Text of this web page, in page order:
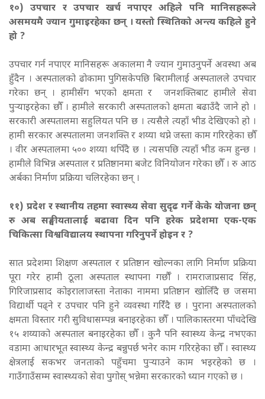
१०) उपचार र उपचार खर्च नपाएर अहिले पनि मानिसहरूले
असमयमै ज्यान गुमाइरहेका छन् । यस्तो स्थितिको अन्त्य कहिले हुने
हो ?
उपचार गर्न नपाएर मानिसहरू अकालमा नै ज्यान गुमाउनुपर्ने अवस्था अब
हुँदैन । अस्पतालको ढोकामा पुगिसकेपछि बिरामीलाई अस्पतालले उपचार
गरेका छन् । हामीसँग भएको क्षमता र जनशक्तिबाट हामीले सेवा
पुर्‍याइरहेका छौँ । हामीले सरकारी अस्पतालको क्षमता बढाउँदै जाने हो ।
सरकारी अस्पतालमा सहुलियत पनि छ । त्यसैले त्यहाँ भीड देखिएको हो ।
हामी सरकार अस्पतालमा जनशक्ति र शय्या थप्ने जस्ता काम गरिरहेका छौँ
। वीर अस्पतालमा ५०० शय्या थपिँदै छ । त्यसपछि त्यहाँ भीड कम हुन्छ ।
हामीले विभिन्न अस्पताल र प्रतिष्ठानमा बजेट विनियोजन गरेका छौँ । रु आठ
अर्बका निर्माण प्रक्रिया चलिरहेका छन् ।
११) प्रदेश र स्थानीय तहमा स्वास्थ्य सेवा सुदृढ गर्ने केके योजना छन्
रु अब सङ्घीयतालाई बढावा दिन पनि हरेक प्रदेशमा एक-एक
चिकित्सा विश्वविद्यालय स्थापना गरिनुपर्ने होइन र ?
सात प्रदेशमा शिक्षण अस्पताल र प्रतिष्ठान खोल्नका लागि निर्माण प्रक्रिया
पूरा गरेर हामी ठूला अस्पताल स्थापना गर्छौँ । रामराजाप्रसाद सिंह,
गिरिजाप्रसाद कोइरालाजस्ता नेताका नाममा प्रतिष्ठान खोलिँंदै छ जसमा
विद्यार्थी पढ्ने र उपचार पनि हुने व्यवस्था गरिंँदै छ । पुराना अस्पतालको
क्षमता विस्तार गरी सुविधासम्पन्न बनाइरहेका छौँ । पालिकास्तरमा पाँचदेखि
१५ शय्याको अस्पताल बनाइरहेका छौँ । कुनै पनि स्वास्थ्य केन्द्र नभएका
वडामा आधारभूत स्वास्थ्य केन्द्र बन्नुपर्छ भनेर काम गरिरहेका छौँ । स्वास्थ्य
क्षेत्रलाई सकभर जनताको पहुँचमा पुर्‍याउने काम भइरहेको छ ।
गाउँगाउँसम्म स्वास्थ्यको सेवा पुगोस् भन्नेमा सरकारको ध्यान गएको छ ।